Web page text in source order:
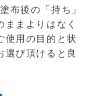
布後の「持ち」
まよりはなく
使用の目的と状
選び頂けると良